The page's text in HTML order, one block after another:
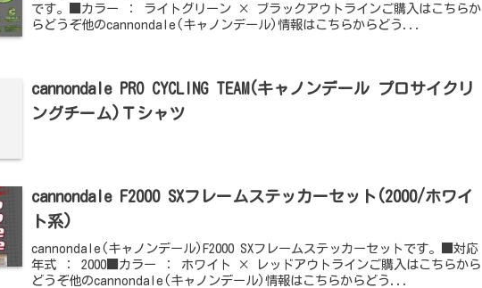
です。■カラー ： ライトグリーン × ブラックアウトラインご購入はこちらか
らどうぞ他のcannondale(キャノンデール)情報はこちらからどう...
cannondale PRO CYCLING TEAM(キャノンデール プロサイクリ
ングチーム)Ｔシャツ
cannondale F2000 SXフレームステッカーセット(2000/ホワイ
ト系)
cannondale(キャノンデール)F2000 SXフレームステッカーセットです。■対応
年式 ： 2000■カラー ： ホワイト × レッドアウトラインご購入はこちらから
どうぞ他のcannondale(キャノンデール)情報はこちらからどう...